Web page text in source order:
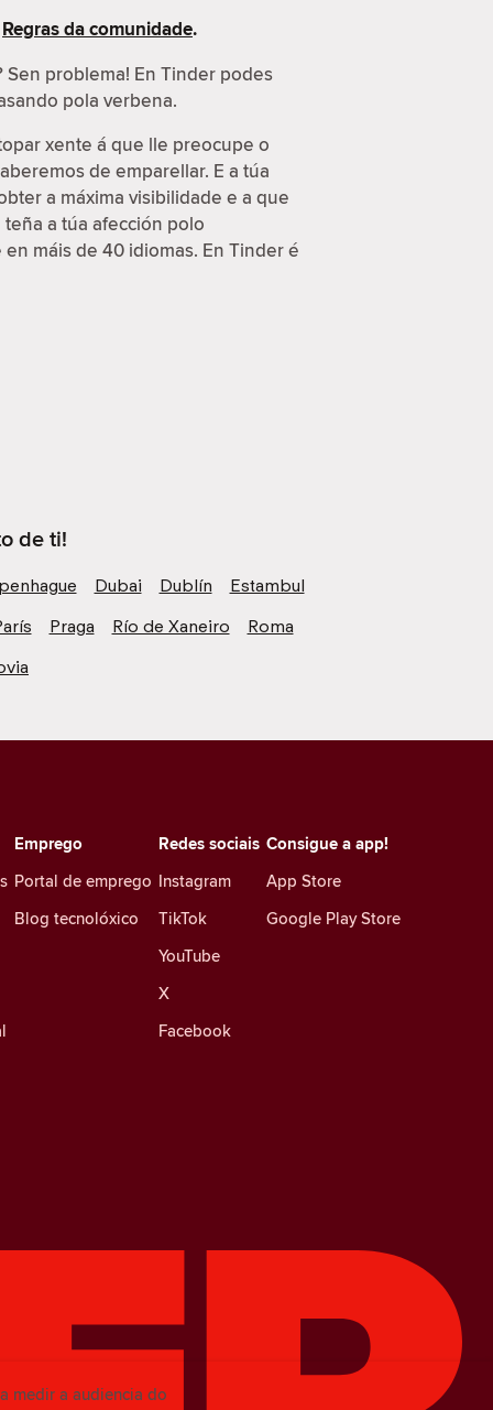
Regras da comunidade.
problema! En Tinder podes
pola verbena.
xente á que lle preocupe o
de emparellar. E a túa
a máxima visibilidade e a que
a túa afección polo
máis de 40 idiomas. En Tinder é
de ti!
Dubai Dublín
Estambul
Praga Río de Xaneiro
Roma
Redes sociais
Instagram
TikTok
YouTube
X
Facebook
Emprego
Portal de emprego
Blog tecnolóxico
Consigue a app!
App Store
Google Play Store
medir a audiencia do